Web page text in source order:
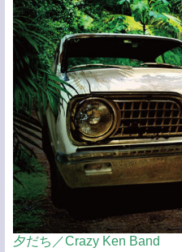
夕だち／Crazy Ken